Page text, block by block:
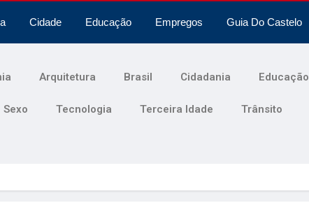
Cidade Educação Empregos Guia Do Castelo
Arquitetura Brasil Cidadania Educação
Sexo Tecnologia Terceira Idade Trânsito